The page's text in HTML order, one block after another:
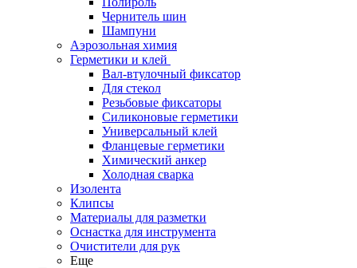
Чернитель шин
Шампуни
Аэрозольная химия
Герметики и клей
Вал-втулочный фиксатор
Для стекол
Резьбовые фиксаторы
Силиконовые герметики
Универсальный клей
Фланцевые герметики
Химический анкер
Холодная сварка
Изолента
Клипсы
Материалы для разметки
Оснастка для инструмента
Очистители для рук
Еще